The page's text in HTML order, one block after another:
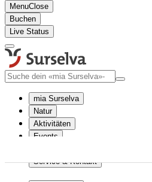
MenuClose
Buchen
Live Status
mia Surselva
Natur
Aktivitäten
Events
Service & Kontakt